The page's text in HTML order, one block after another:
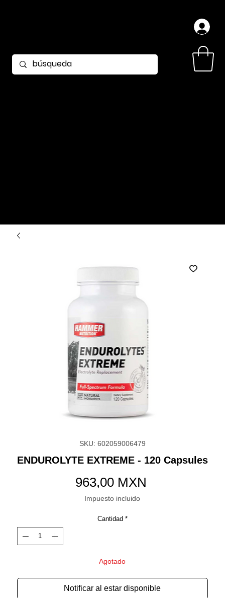
SKU: 602059006479
ENDUROLYTE EXTREME - 120 Capsules
963,00 MXN
Impuesto incluido
Cantidad *
Agotado
Notificar al estar disponible